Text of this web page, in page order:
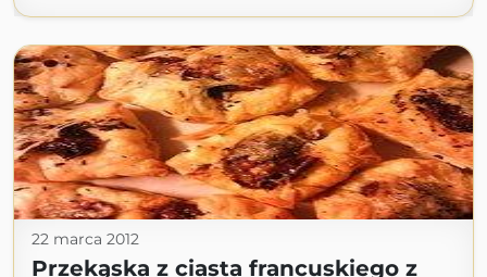
22 marca 2012
Przekąska z ciasta francuskiego z